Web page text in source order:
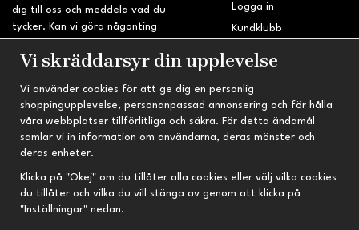
dig till oss och meddela vad du
tycker. Kan vi göra någonting
sidan?
Logga in
Kundklubb
INFORMATION
Om oss
Nyheter
Nyhetsbrev
Om cookies
Prenumeration
TRYGG HANDEL
Fri frakt vid köp över 695 kr
Kvalitetsprodukter till kanonpris
Vi skräddarsyr din upplevelse
Vi använder cookies för att ge dig en personlig
shoppingupplevelse, personanpassad annonsering och för hålla
våra webbplatser tillförlitliga och säkra. För detta ändamål
samlar vi in information om användarna, deras mönster och
deras enheter.
Klicka på "Okej" om du tillåter alla cookies eller välj vilka cookies
du tillåter och vilka du vill stänga av genom att klicka på
"Inställningar" nedan.